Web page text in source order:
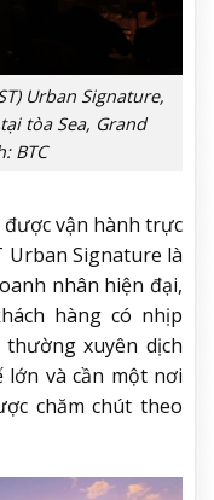
Urban Signature,
tòa Sea, Grand
BTC
được vận hành trực
Signature là
nhân hiện đại,
hàng có nhịp
xuyên dịch
lớn và cần một nơi
chăm chút theo